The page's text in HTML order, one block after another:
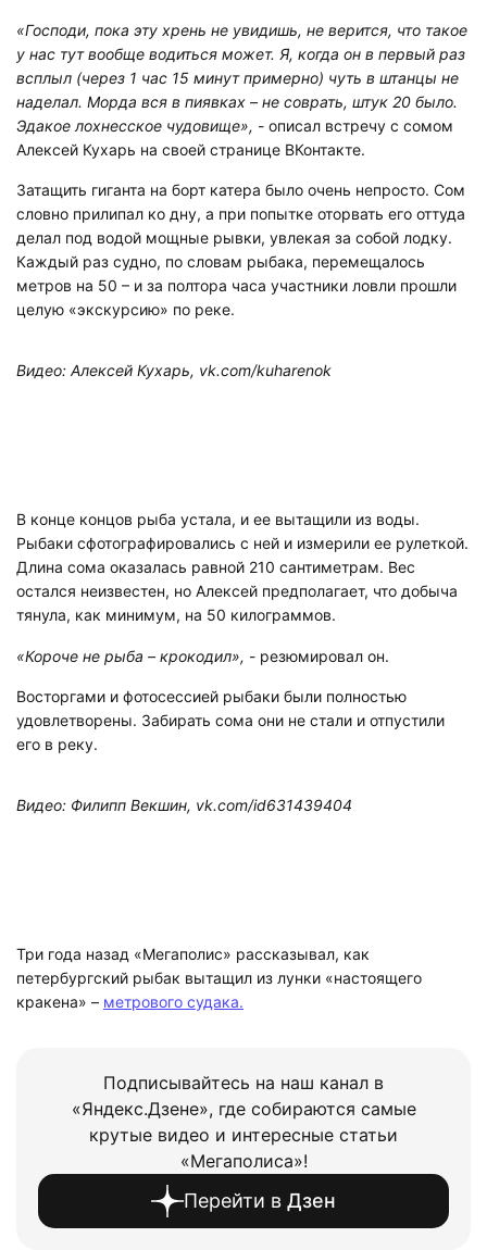
«Господи, пока эту хрень не увидишь, не верится, что такое
у нас тут вообще водиться может. Я, когда он в первый раз
всплыл (через 1 час 15 минут примерно) чуть в штанцы не
наделал. Морда вся в пиявках – не соврать, штук 20 было.
Эдакое лохнесское чудовище», - описал встречу с сомом
Алексей Кухарь на своей странице ВКонтакте.
Затащить гиганта на борт катера было очень непросто. Сом
словно прилипал ко дну, а при попытке оторвать его оттуда
делал под водой мощные рывки, увлекая за собой лодку.
Каждый раз судно, по словам рыбака, перемещалось
метров на 50 – и за полтора часа участники ловли прошли
целую «экскурсию» по реке.
Видео: Алексей Кухарь, vk.com/kuharenok
В конце концов рыба устала, и ее вытащили из воды.
Рыбаки сфотографировались с ней и измерили ее рулеткой.
Длина сома оказалась равной 210 сантиметрам. Вес
остался неизвестен, но Алексей предполагает, что добыча
тянула, как минимум, на 50 килограммов.
«Короче не рыба – крокодил», - резюмировал он.
Восторгами и фотосессией рыбаки были полностью
удовлетворены. Забирать сома они не стали и отпустили
его в реку.
Видео: Филипп Векшин, vk.com/id631439404
Три года назад «Мегаполис» рассказывал, как
петербургский рыбак вытащил из лунки «настоящего
кракена» – метрового судака.
Подписывайтесь на наш канал в
«Яндекс.Дзене», где собираются самые
крутые видео и интересные статьи
«Мегаполиса»!
Перейти в Дзен